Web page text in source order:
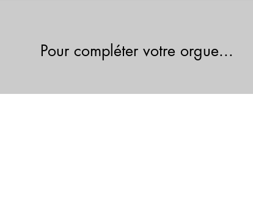
Pour compléter votre orgue...